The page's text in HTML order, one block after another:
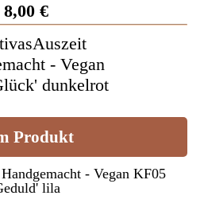
8,00 €
- Vegan
dunkelrot
Produkt